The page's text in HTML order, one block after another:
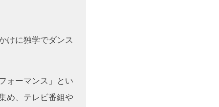
けに独学でダンス
ォーマンス」とい
め、テレビ番組や